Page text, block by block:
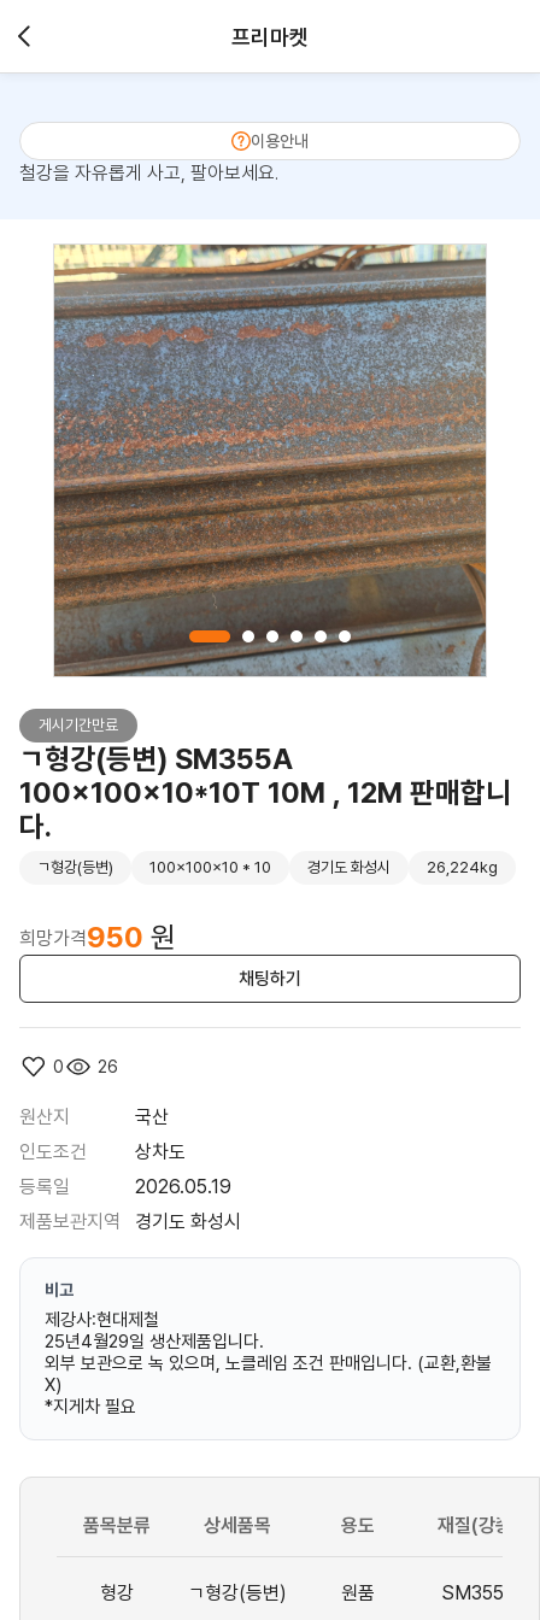
프리마켓
이용안내
철강을 자유롭게 사고, 팔아보세요.
게시기간만료
ㄱ형강(등변) SM355A
100x100x10*10T 10M , 12M 판매합니
다.
ㄱ형강(등변) 100x100x10 * 10 경기도 화성시 26,224kg
희망가격950 원
채팅하기
0 26
원산지
국산
인도조건
상차도
등록일
2026.05.19
제품보관지역
경기도 화성시
비고
제강사:현대제철
25년4월29일 생산제품입니다.
외부 보관으로 녹 있으며, 노클레임 조건 판매입니다. (교환,환불
X)
*지게차 필요
품목분류 상세품목 용도 재질(강종)
형강 ㄱ형강(등변) 원품 SM355A